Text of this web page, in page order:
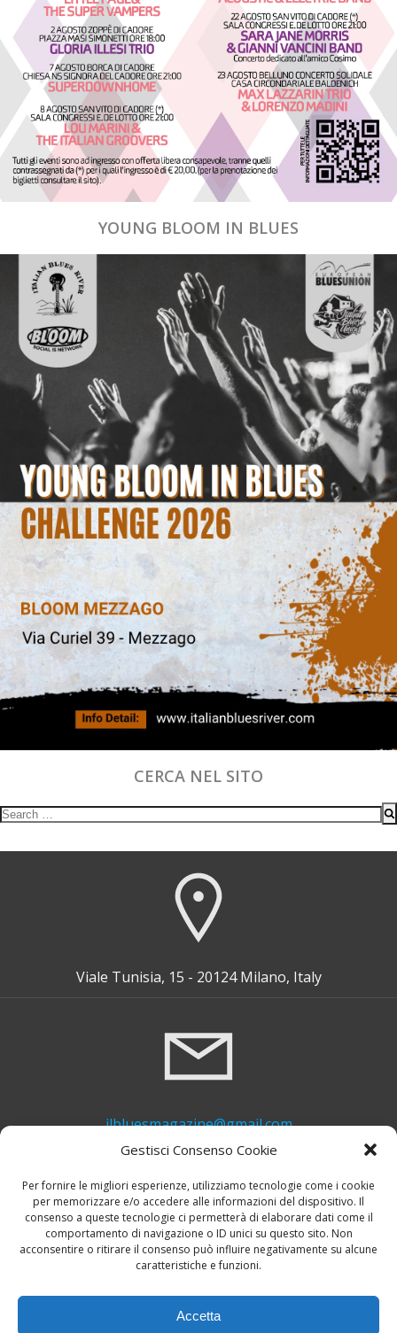
Gestisci Consenso Cookie
Per fornire le migliori esperienze, utilizziamo tecnologie come i cookie
per memorizzare e/o accedere alle informazioni del dispositivo. Il
consenso a queste tecnologie ci permetterà di elaborare dati come il
comportamento di navigazione o ID unici su questo sito. Non
acconsentire o ritirare il consenso può influire negativamente su alcune
caratteristiche e funzioni.
Accetta
YOUNG BLOOM IN BLUES
CERCA NEL SITO
Search
Viale Tunisia, 15 - 20124 Milano, Italy
ilbluesmagazine@gmail.com
+39 339 748 6635